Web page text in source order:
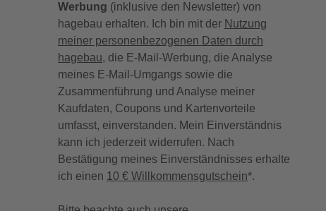
Werbung (inklusive den Newsletter) von
hagebau erhalten. Ich bin mit der Nutzung
meiner personenbezogenen Daten durch
hagebau, die E-Mail-Werbung, die Analyse
meines E-Mail-Umgangs sowie die
Zusammenführung und Analyse meiner
Kaufdaten, Coupons und Kartenvorteile
umfasst, einverstanden. Mein Einverständnis
kann ich jederzeit widerrufen. Nach
Bestätigung meines Einverständnisses erhalte
ich einen 10 € Willkommensgutschein*.